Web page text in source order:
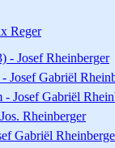
Reger
- Josef Rheinberger
Josef Gabriël
Josef Gabriël
Rheinberger
Gabriël